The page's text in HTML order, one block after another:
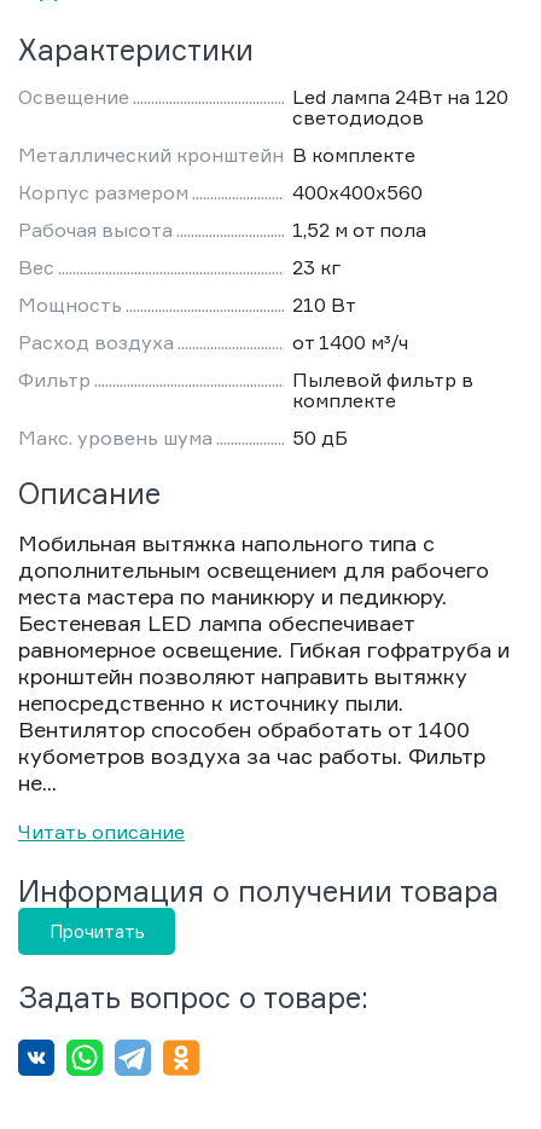
Характеристики
Освещение
Led лампа 24Вт на 120
светодиодов
Металлический кронштейн В комплекте
Корпус размером
400х400х560
Рабочая высота
1,52 м от пола
Вес
23 кг
Мощность
210 Вт
Расход воздуха
от 1400 м³/ч
Фильтр
Пылевой фильтр в
комплекте
Макс. уровень шума
50 дБ
Описание
Мобильная вытяжка напольного типа с
дополнительным освещением для рабочего
места мастера по маникюру и педикюру.
Бестеневая LED лампа обеспечивает
равномерное освещение. Гибкая гофратруба и
кронштейн позволяют направить вытяжку
непосредственно к источнику пыли.
Вентилятор способен обработать от 1400
кубометров воздуха за час работы. Фильтр
не...
Читать описание
Информация о получении товара
Прочитать
Задать вопрос о товаре: